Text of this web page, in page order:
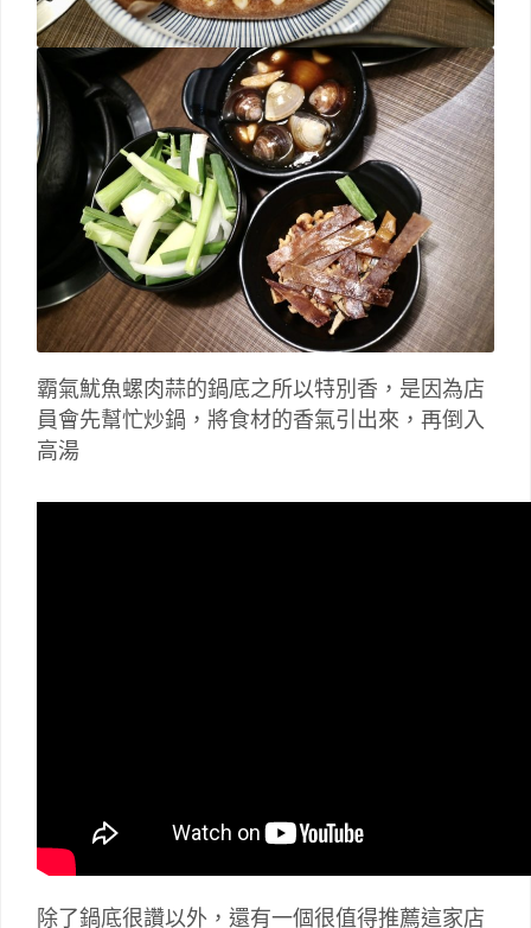
霸氣魷魚螺肉蒜的鍋底之所以特別香，是因為店
員會先幫忙炒鍋，將食材的香氣引出來，再倒入
高湯
除了鍋底很讚以外，還有一個很值得推薦這家店